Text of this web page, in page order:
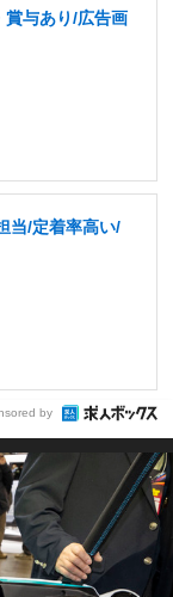
与あり/広告画
当/定着率高い/
by